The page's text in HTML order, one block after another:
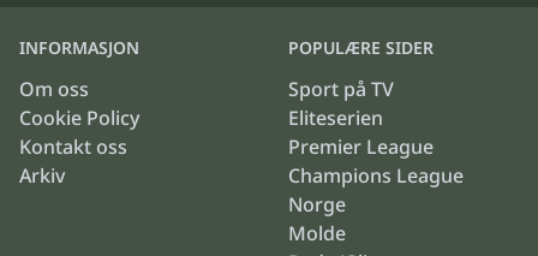
INFORMASJON
Om oss
Cookie Policy
Kontakt oss
Arkiv
POPULÆRE SIDER
Sport på TV
Eliteserien
Premier League
Champions League
Norge
Molde